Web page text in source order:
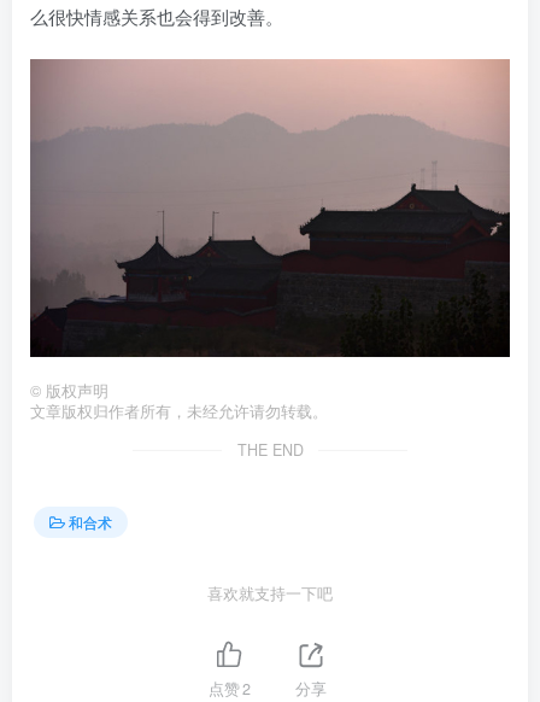
么很快情感关系也会得到改善。
© 版权声明
文章版权归作者所有，未经允许请勿转载。
THE END
和合术
喜欢就支持一下吧
点赞2 分享